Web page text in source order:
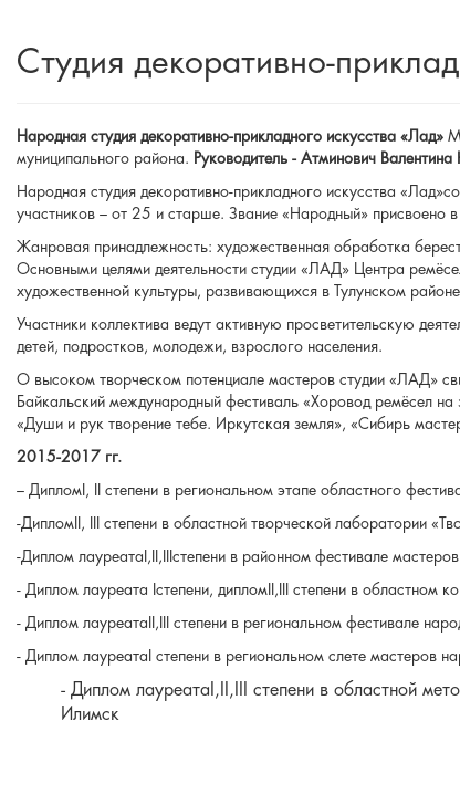
Cтудия декоративно-
Народная студия декоративно-прикладного искусства «Лад»
муниципального района. Руководитель - Атминович
Народная студия декоративно-прикладного искусства
участников – от 25 и старше. Звание «Народный» присвоено
Жанровая принадлежность: художественная обработка
Основными целями деятельности студии «ЛАД» Центра
художественной культуры, развивающихся в Тулунском
Участники коллектива ведут активную просветительскую
детей, подростков, молодежи, взрослого населения.
О высоком творческом потенциале мастеров студии «ЛАД»
Байкальский международный фестиваль «Хоровод ремёсел
«Души и рук творение тебе. Иркутская земля», «Сибирь
2015-2017 гг.
– ДипломI, II степени в региональном этапе областного
-ДипломII, III степени в областной творческой лаборатории
-Диплом лауреатаI,II,IIIстепени в районном фестивале
- Диплом лауреата Iстепени, дипломII,III степени в областном
- Диплом лауреатаII,III степени в региональном фестивале
- Диплом лауреатаI степени в региональном слете мастеров
- Диплом лауреатаI,II,III степени в областной
Илимск